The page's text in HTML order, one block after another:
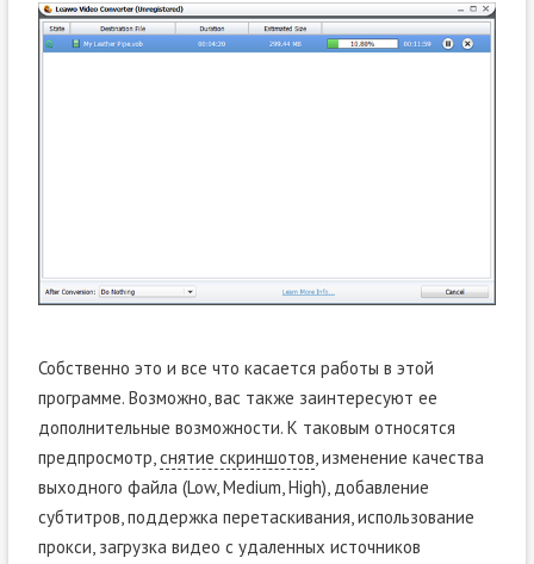
Собственно это и все что касается работы в этой
программе. Возможно, вас также заинтересуют ее
дополнительные возможности. К таковым относятся
предпросмотр,снятие скриншотов, изменение качества
выходного файла (Low, Medium, High), добавление
субтитров, поддержка перетаскивания, использование
прокси, загрузка видео с удаленных источников